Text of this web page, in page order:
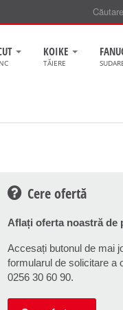
KOIKE
TĂIERE
Cere ofertă
Aflați oferta noastră de
Accesați butonul de mai
formularul de solicitare a
0256 30 60 90.